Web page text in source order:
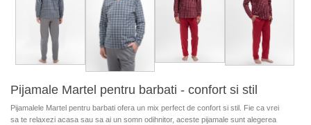
Pijamale Martel pentru barbati - confort si stil
Pijamalele Martel pentru barbati ofera un mix perfect de confort si stil. Fie ca vrei
sa te relaxezi acasa sau sa ai un somn odihnitor, aceste pijamale sunt alegerea